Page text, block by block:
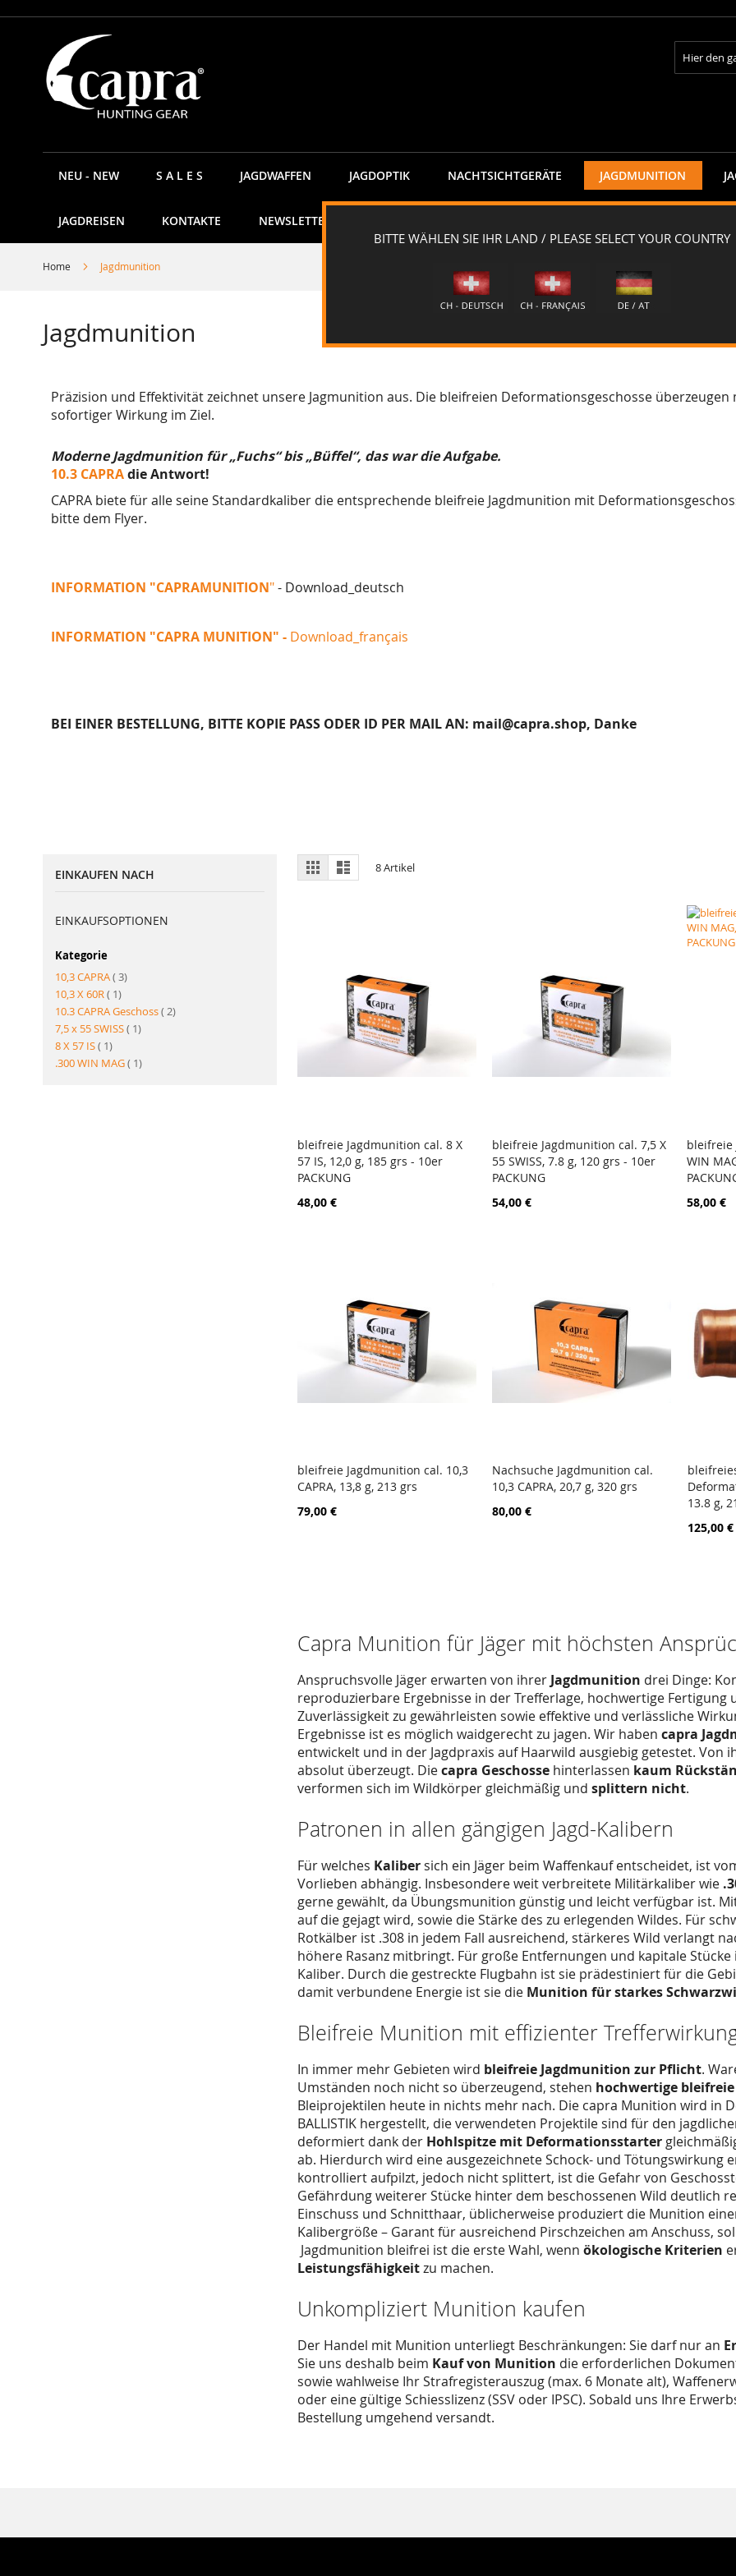
Direkt
Inhalt
Suche
NEU - NEW S A L E S JAGDWAFFEN JAGDOPTIK NACHTSICHTGERÄTE JAGDMUNITION
JAGDREISEN KONTAKTE NEWSLETTER
Home Jagdmunition
Jagdmunition
Präzision und Effektivität zeichnet unsere Jagmunition aus. Die bleifreien Deformationsgeschosse
sofortiger Wirkung im Ziel.
Moderne Jagdmunition für „Fuchs“ bis „Büffel“, das war die Aufgabe.
10.3 CAPRAdie Antwort!
CAPRA biete für alle seine Standardkaliber die entsprechende bleifreie Jagdmunition mit
bitte dem Flyer.
INFORMATION "CAPRAMUNITION"- Download_deutsch
INFORMATION "CAPRA MUNITION" - Download_français
BEI EINER BESTELLUNG, BITTE KOPIE PASS ODER ID PER MAIL AN: mail@capra.shop, Danke
Ansicht
als
RasterListe 8Artikel
In den Warenkorb
VERGLEICHSLISTE
bleifreie Jagdmunition cal. 8 X
57 IS, 12,0 g, 185 grs - 10er
PACKUNG
48,00 €
In den Warenkorb
ZUR
VERGLEICHSLISTE
bleifreie Jagdmunition cal. 7,5 X
55 SWISS, 7.8 g, 120 grs - 10er
PACKUNG
54,00 €
In
bleifreie
WIN
58,00 €
In den Warenkorb
HINZUFÜGEN
bleifreie Jagdmunition cal. 10,3
CAPRA, 13,8 g, 213 grs
79,00 €
In den Warenkorb
VERGLEICHSLISTE
Nachsuche Jagdmunition cal.
10,3 CAPRA, 20,7 g, 320 grs
80,00 €
In
13.8 g,
125,00 €
Capra Munition für Jäger mit höchsten
Anspruchsvolle Jäger erwarten von ihrer Jagdmunition drei Dinge:
reproduzierbare Ergebnisse in der Trefferlage, hochwertige
Zuverlässigkeit zu gewährleisten sowie effektive und verlässliche
Ergebnisse ist es möglich waidgerecht zu jagen. Wir haben capra
entwickelt und in der Jagdpraxis auf Haarwild ausgiebig getestet.
absolut überzeugt. Diecapra Geschosse hinterlassen kaum
verformen sich im Wildkörper gleichmäßig und splittern nicht.
Patronen in allen gängigen Jagd-Kalibern
Für welches Kalibersich ein Jäger beim Waffenkauf entscheidet, ist
Vorlieben abhängig. Insbesondere weit verbreitete Militärkaliber wie
gerne gewählt, da Übungsmunition günstig und leicht verfügbar ist.
auf die gejagt wird, sowie die Stärke des zu erlegenden Wildes. Für
Rotkälber ist .308 in jedem Fall ausreichend, stärkeres Wild verlangt
höhere Rasanz mitbringt. Für große Entfernungen und kapitale Stücke
Kaliber. Durch die gestreckte Flugbahn ist sie prädestiniert für die
damit verbundene Energie ist sie die Munition für starkes
Bleifreie Munition mit effizienter
In immer mehr Gebieten wird bleifreie Jagdmunition zur Pflicht.
Umständen noch nicht so überzeugend, stehen hochwertige bleifreie
Bleiprojektilen heute in nichts mehr nach. Die capra Munition wird in
BALLISTIK hergestellt, die verwendeten Projektile sind für den
deformiert dank der Hohlspitze mit Deformationsstarter
ab. Hierdurch wird eine ausgezeichnete Schock- und Tötungswirkung
kontrolliert aufpilzt, jedoch nicht splittert, ist die Gefahr von
Gefährdung weiterer Stücke hinter dem beschossenen Wild deutlich
Einschuss und Schnitthaar, üblicherweise produziert die Munition
Kalibergröße – Garant für ausreichend Pirschzeichen am Anschuss,
Jagdmunition bleifrei ist die erste Wahl, wenn ökologische Kriterien
Leistungsfähigkeitzu machen.
Unkompliziert Munition kaufen
Der Handel mit Munition unterliegt Beschränkungen: Sie darf nur an
Sie uns deshalb beim Kauf von Munition die erforderlichen
sowie wahlweise Ihr Strafregisterauszug (max. 6 Monate alt),
oder eine gültige Schiesslizenz (SSV oder IPSC). Sobald uns Ihre
Bestellung umgehend versandt.
EINKAUFEN NACH
EINKAUFSOPTIONEN
Kategorie
10,3 CAPRA 3Artikel
10,3 X 60R
1Artikel
10.3 CAPRA Geschoss 2Artikel
7,5 x 55 SWISS
1Artikel
8 X 57 IS
1Artikel
.300 WIN MAG
1Artikel